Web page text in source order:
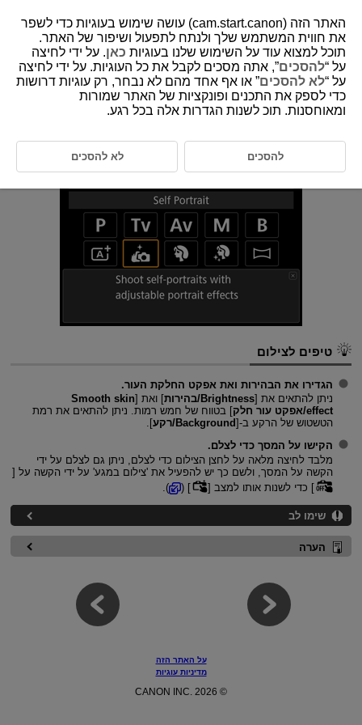
D375-048
דיוקן עצמי
צלם עם הגדרות מותאמות לתמונות שלך. סובבו את המסך לכיוון הפנים שלכם.
טיפים לצילום
הגדירו את הבהירות ואת אפקט החלקת העור.
ניתן להתאים את [Brightness/בהירות ] ואת [Smooth skin
effect/אפקט עור חלק
] בטווח של חמש רמות. ניתן להתאים את רמת
הטשטוש של הרקע ב-[Background/רקע
].
הקישו על המסך כדי לצלם.
מלבד לחיצה מלאה על לחצן הצילום כדי לצלם, ניתן גם לצלם על ידי
הקשה על המסך, ולשם כך יש להפעיל את 'צילום במגע' על ידי הקשה על [
] כדי לשנות אותו למצב [
] (
).
שימו לב
הערה
על האתר הזה
מדיניות עוגיות
© CANON INC. 2026
האתר הזה (cam.start.canon) עושה שימוש בעוגיות כדי לשפר
את חווית המשתמש שלך ולנתח לתפעול ושיפור של האתר.
תוכל למצוא עוד על השימוש שלנו בעוגיות כאן. על ידי לחיצה
על “להסכים”, אתה מסכים לקבל את כל העוגיות. על ידי לחיצה
על “לא להסכים” או אף אחד מהם לא נבחר, רק עוגיות דרושות
כדי לספק את התכנים ופונקציות של האתר שמורות
ומאוחסנות. תוכ לשנות הגדרות אלה בכל רגע.
להסכים לא להסכים